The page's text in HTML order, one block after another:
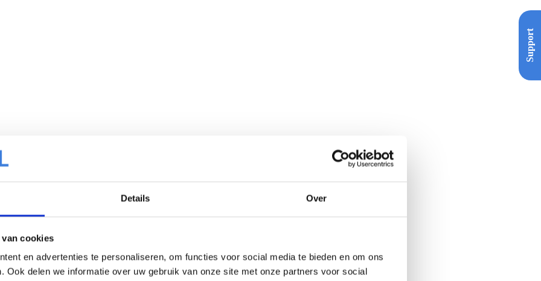
Details Over
cookies
en advertenties te personaliseren, om functies voor social media te bieden en om ons
Ook delen we informatie over uw gebruik van onze site met onze partners voor social
Support